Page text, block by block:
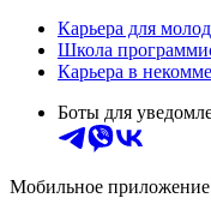
Карьера для
Школа
Карьера в
Боты для
Мобильное приложение